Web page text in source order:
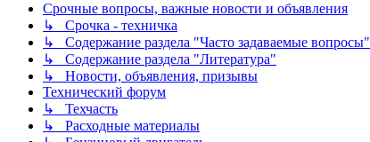
Срочные вопросы, важные новости и объявления
↳ Срочка - техничка
↳ Содержание раздела "Часто задаваемые вопросы"
↳ Содержание раздела "Литература"
↳ Новости, объявления, призывы
Технический форум
↳ Техчасть
↳ Расходные материалы